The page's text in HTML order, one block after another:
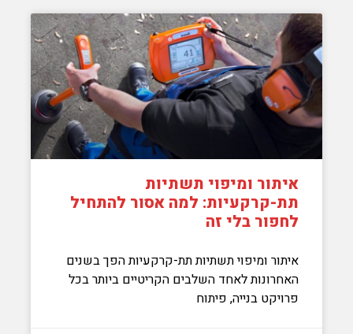
איתור ומיפוי תשתיות
תת-קרקעיות: למה אסור להתחיל
לחפור בלי זה
איתור ומיפוי תשתיות תת-קרקעיות הפך בשנים
האחרונות לאחד השלבים הקריטיים ביותר בכל
פרויקט בנייה, פיתוח